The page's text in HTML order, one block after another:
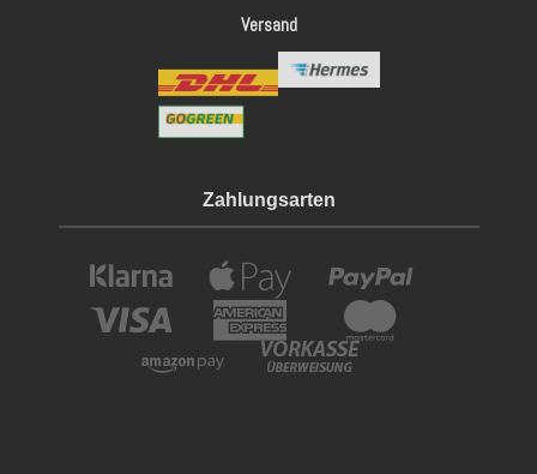
Versand
Zahlungsarten